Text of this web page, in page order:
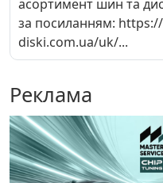
асортимент шин та
за посиланням:
diski.com.ua/uk/...
Реклама